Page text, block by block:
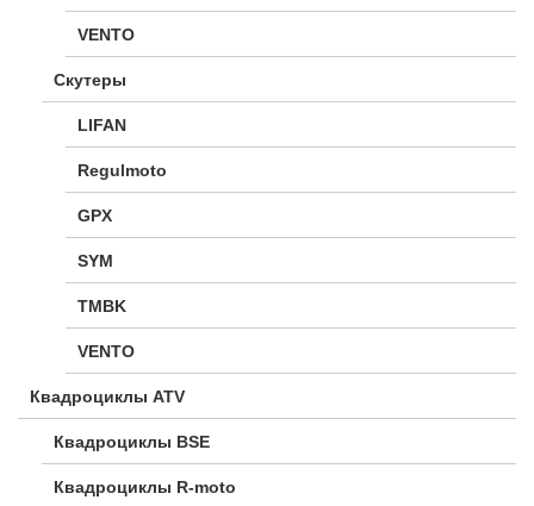
VENTO
Скутеры
LIFAN
Regulmoto
GPX
SYM
TMBK
VENTO
Квадроциклы ATV
Квадроциклы BSE
Квадроциклы R-moto